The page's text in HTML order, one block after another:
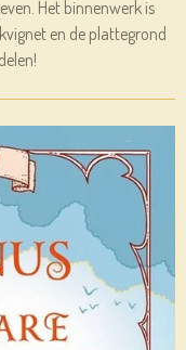
Het binnenwerk is
en de plattegrond